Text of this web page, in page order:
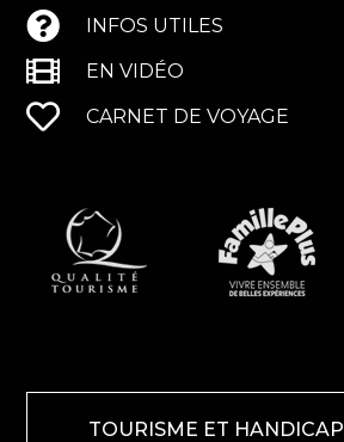
INFOS UTILES
EN VIDÉO
CARNET DE VOYAGE
TOURISME ET HANDICAP